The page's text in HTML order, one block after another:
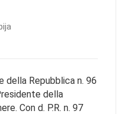
della Repubblica n. 96
della
Con d. P.R. n. 97